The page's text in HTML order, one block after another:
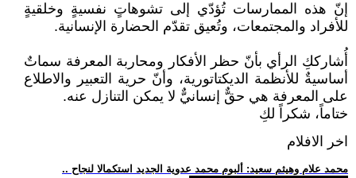
إنّ هذه الممارسات تُؤدّي إلى تشوهاتٍ نفسيةٍ وخلقيةٍ
للأفراد والمجتمعات، وتُعيق تقدّم الحضارة الإنسانية.
أُشارككِ الرأي بأنّ حظر الأفكار ومحاربة المعرفة سماتٌ
أساسيةٌ للأنظمة الديكتاتورية، وأنّ حرية التعبير والاطلاع
على المعرفة هي حقٌّ إنسانيٌّ لا يمكن التنازل عنه.
ختاماً، شكراً لكِ
اخر الافلام
.. محمد علام وهيثم سعيد: ألبوم محمد عدوية الجديد استكمالا لنجاح